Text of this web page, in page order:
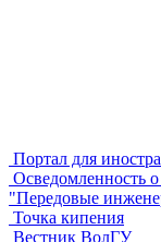
Портал для
Осведомленность
"Передовые
Точка кипения
Вестник ВолГУ